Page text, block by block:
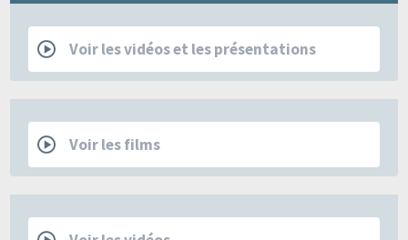
RCP
Voir les vidéos et les présentations
Films
Voir les films
Les Mercredis de la SFSPM